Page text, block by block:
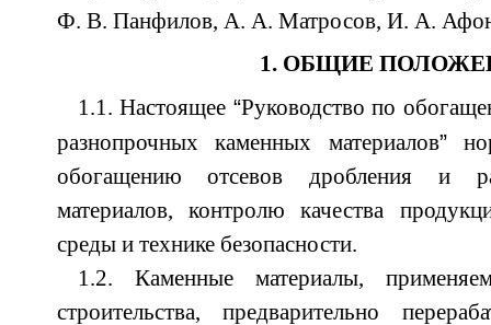
Ф. В. Панфилов, А. А. Матросов, И. А.
1. ОБЩИЕ
1.1. Настоящее “Руководство по
разнопрочных каменных материалов”
обогащению отсевов дробления и
материалов, контролю качества
среды и технике безопасности.
1.2. Каменные материалы,
строительства, предварительно